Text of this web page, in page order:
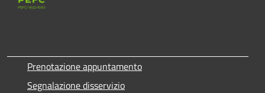
Prenotazione appuntamento
Segnalazione disservizio